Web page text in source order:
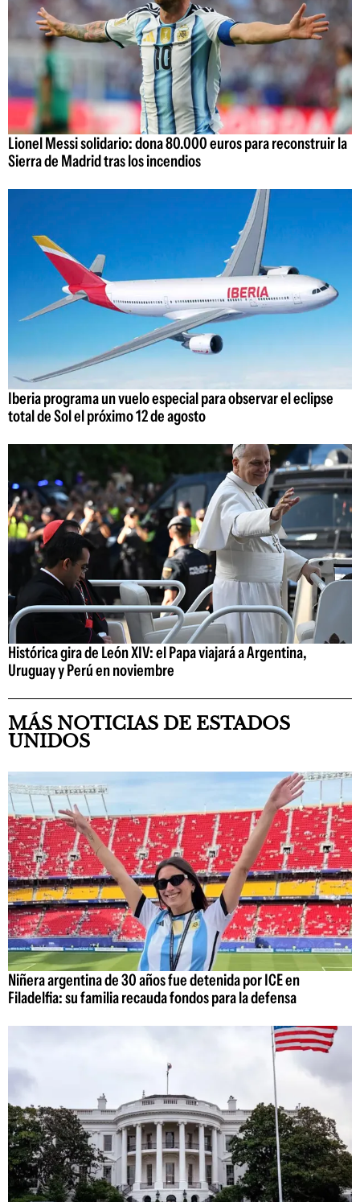
Lionel Messi solidario: dona 80.000 euros para reconstruir la
Sierra de Madrid tras los incendios
Iberia programa un vuelo especial para observar el eclipse
total de Sol el próximo 12 de agosto
Histórica gira de León XIV: el Papa viajará a Argentina,
Uruguay y Perú en noviembre
MÁS NOTICIAS DE ESTADOS
UNIDOS
Niñera argentina de 30 años fue detenida por ICE en
Filadelfia: su familia recauda fondos para la defensa